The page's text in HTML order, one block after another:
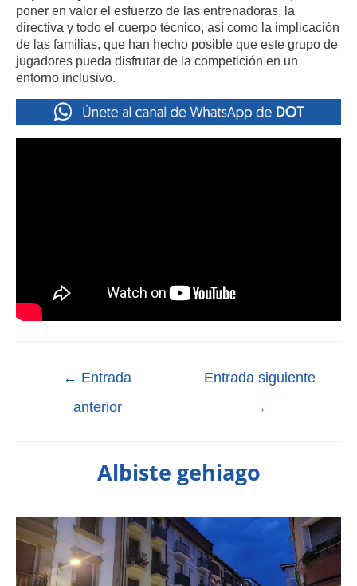
poner en valor el esfuerzo de las entrenadoras, la
directiva y todo el cuerpo técnico, así como la implicación
de las familias, que han hecho posible que este grupo de
jugadores pueda disfrutar de la competición en un
entorno inclusivo.
← Entrada
anterior
Entrada siguiente
→
Albiste gehiago